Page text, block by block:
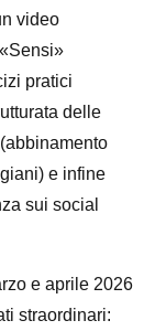
video
pratici
delle
e infine
sui social
e aprile 2026
straordinari: